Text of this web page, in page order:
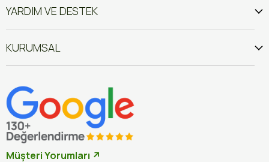
YARDIM VE DESTEK
KURUMSAL
Müşteri Yorumları ↗